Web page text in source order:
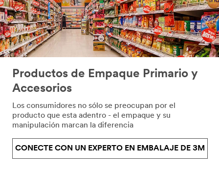
Productos de Empaque Primario y
Accesorios
Los consumidores no sólo se preocupan por el
producto que esta adentro - el empaque y su
manipulación marcan la diferencia
CONECTE CON UN EXPERTO EN EMBALAJE DE 3M